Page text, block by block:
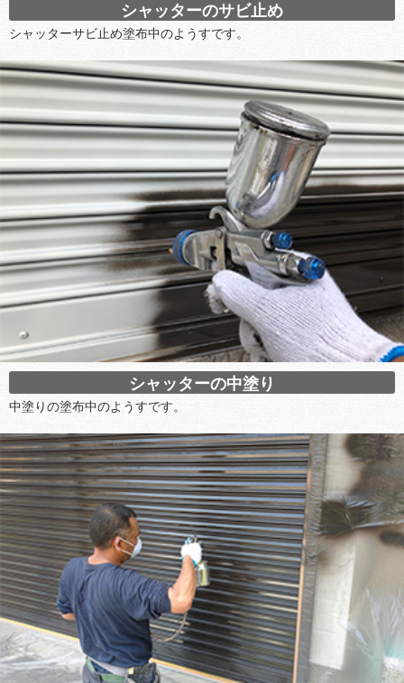
シャッターのサビ止め
シャッターサビ止め塗布中のようすです。
シャッターの中塗り
中塗りの塗布中のようすです。